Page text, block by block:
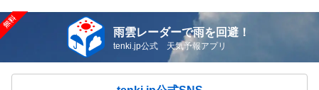
雨雲レーダーで雨を回避！
tenki.jp公式 天気予報アプリ